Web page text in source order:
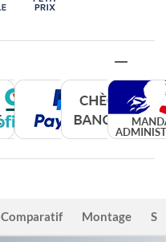
Comparatif Montage